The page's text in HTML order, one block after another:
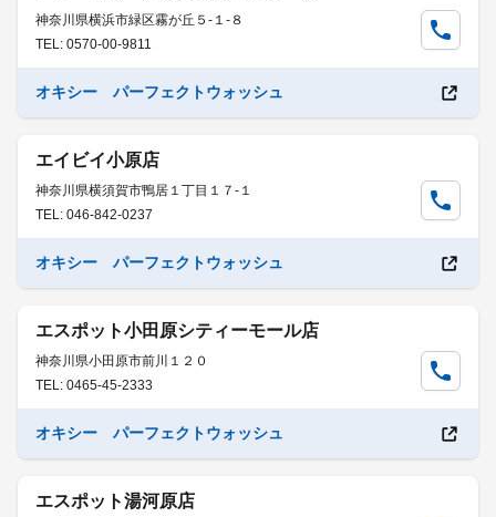
神奈川県横浜市緑区霧が丘５-１-８
TEL: 0570-00-9811
オキシー パーフェクトウォッシュ
エイビイ小原店
神奈川県横須賀市鴨居１丁目１７-１
TEL: 046-842-0237
オキシー パーフェクトウォッシュ
エスポット小田原シティーモール店
神奈川県小田原市前川１２０
TEL: 0465-45-2333
オキシー パーフェクトウォッシュ
エスポット湯河原店